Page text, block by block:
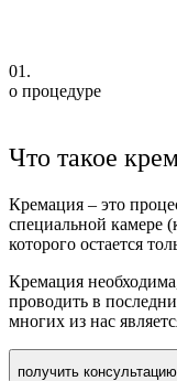
01.
о процедуре
Что такое
Кремация – это
специальной камере
которого остается
Кремация
проводить в
многих из нас
получить консультацию